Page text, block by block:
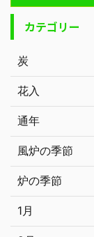
カテゴリー
炭
花入
通年
風炉の季節
炉の季節
1月